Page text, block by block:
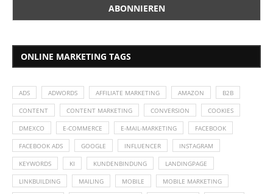
ONLINE MARKETING TAGS
ADS ADWORDS AFFILIATE MARKETING AMAZON B2B
CONTENT CONTENT MARKETING CONVERSION COOKIES
DMEXCO E-COMMERCE E-MAIL-MARKETING FACEBOOK
FACEBOOK ADS GOOGLE INFLUENCER INSTAGRAM
KEYWORDS KI KUNDENBINDUNG LANDINGPAGE
LINKBUILDING MAILING MOBILE MOBILE MARKETING